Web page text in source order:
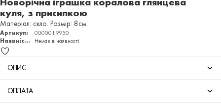
куля, з присипкою
Матеріал: скло. Розмір: 8см.
Артикул:
0000019950
Наявність:
Немає в наявності
ОПИС
ОПЛАТА